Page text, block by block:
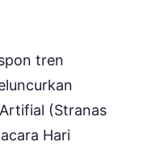
tren
(Stranas
Hari